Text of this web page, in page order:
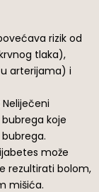
rizik od
tlaka),
arterijama) i
Neliječeni
koje
može
rezultirati bolom,
mišića.